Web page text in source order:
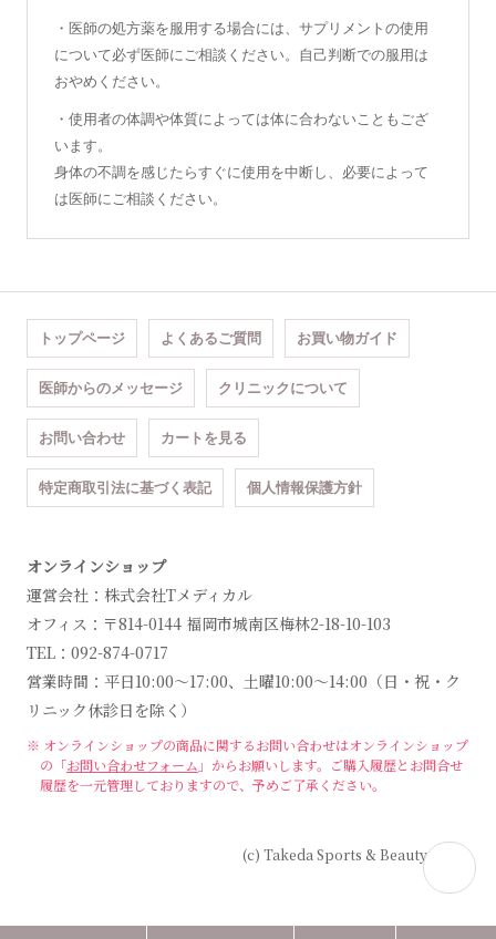
・医師の処方薬を服用する場合には、サプリメントの使用
について必ず医師にご相談ください。自己判断での服用は
おやめください。
・使用者の体調や体質によっては体に合わないこともござ
います。
身体の不調を感じたらすぐに使用を中断し、必要によって
は医師にご相談ください。
トップページ よくあるご質問 お買い物ガイド
医師からのメッセージ クリニックについて
お問い合わせ カートを見る
特定商取引法に基づく表記 個人情報保護方針
オンラインショップ
運営会社：株式会社Tメディカル
オフィス：〒814-0144 福岡市城南区梅林2-18-10-103
TEL：092-874-0717
営業時間：平日10:00～17:00、土曜10:00～14:00（日・祝・ク
リニック休診日を除く）
※ オンラインショップの商品に関するお問い合わせはオンラインショップ
の「お問い合わせフォーム 」からお願いします。 ご購入履歴とお問合せ
履歴を一元管理しておりますので、予めご了承ください。
(c) Takeda Sports & Beauty Clinic